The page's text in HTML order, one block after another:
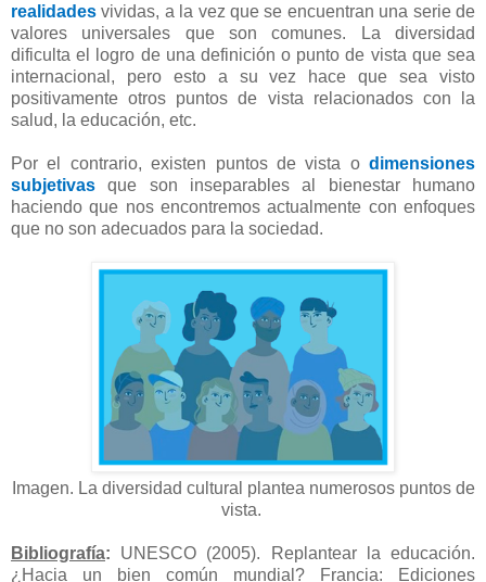
realidades vividas, a la vez que se encuentran una serie de
valores universales que son comunes. La diversidad
dificulta el logro de una definición o punto de vista que sea
internacional, pero esto a su vez hace que sea visto
positivamente otros puntos de vista relacionados con la
salud, la educación, etc.
Por el contrario, existen puntos de vista o dimensiones
subjetivas que son inseparables al bienestar humano
haciendo que nos encontremos actualmente con enfoques
que no son adecuados para la sociedad.
Imagen. La diversidad cultural plantea numerosos puntos de
vista.
Bibliografía: UNESCO (2005). Replantear la educación.
¿Hacia un bien común mundial? Francia: Ediciones